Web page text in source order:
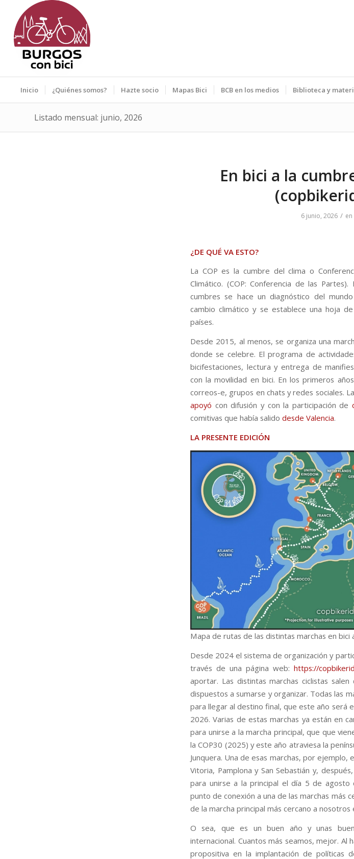
Inicio ¿Quiénes somos? Hazte socio Mapas Bici BCB en los medios Biblioteca y
Listado mensual: junio, 2026
En bici a la
6 junio, 2026 / en
¿DE QUÉ VA ESTO?
La COP es la cumbre del clima o
Climático. (COP: Conferencia de las
cumbres se hace un diagnóstico del
cambio climático y se establece una hoja
países.
Desde 2015, al menos, se organiza una
donde se celebre. El programa de
bicifestaciones, lectura y entrega de
con la movilidad en bici. En los primeros
correos-e, grupos en chats y redes sociales.
apoyó con difusión y con la participación de
comitivas que había salido desde Valencia.
LA PRESENTE EDICIÓN
Mapa de rutas de las distintas marchas en bici
Desde 2024 el sistema de organización y
través de una página web: https://
aportar. Las distintas marchas ciclistas
dispuestos a sumarse y organizar. Todas las
para llegar al destino final, que este año será
2026. Varias de estas marchas ya están en
para unirse a la marcha principal, que que
la COP30 (2025) y este año atraviesa la
Junquera. Una de esas marchas, por
Vitoria, Pamplona y San Sebastián y,
para unirse a la principal el día 5 de agosto
punto de conexión a una de las marchas más
de la marcha principal más cercano a nosotros
O sea, que es un buen año y unas
internacional. Cuantos más seamos, mejor.
propositiva en la implantación de políticas